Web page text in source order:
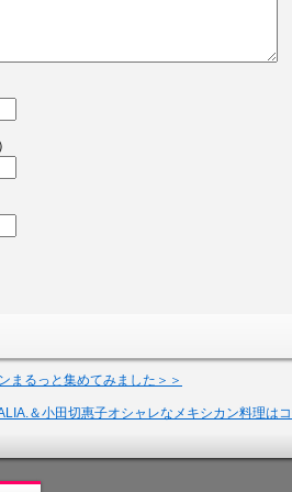
まるっと集めてみました＞＞
＆小田切惠子オシャレなメキシカン料理は